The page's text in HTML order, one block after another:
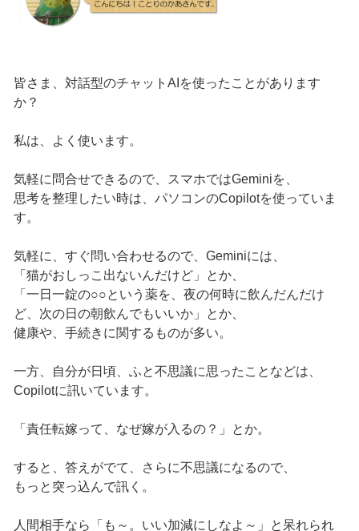
皆さま、対話型のチャットAIを使ったことがあります
か？
私は、よく使います。
気軽に問合せできるので、スマホではGeminiを、
思考を整理したい時は、パソコンのCopilotを使っていま
す。
気軽に、すぐ問い合わせるので、Geminiには、
「猫がおしっこ出ないんだけど」とか、
「一日一錠の○○という薬を、夜の何時に飲んだんだけ
ど、次の日の朝飲んでもいいか」とか、
健康や、手続きに関するものが多い。
一方、自分が日頃、ふと不思議に思ったことなどは、
Copilotに訊いています。
「責任転嫁って、なぜ嫁が入るの？」とか。
すると、答えがでて、さらに不思議になるので、
もっと突っ込んで訊く。
人間相手なら「も～。いい加減にしなよ～」と呆れられ